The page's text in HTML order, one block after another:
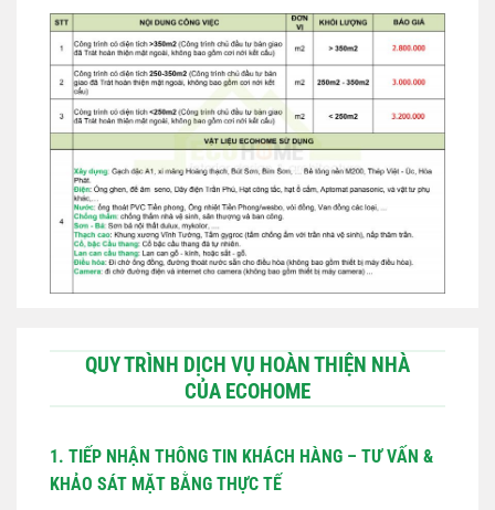
QUY TRÌNH DỊCH VỤ HOÀN THIỆN NHÀ
CỦA ECOHOME
1. TIẾP NHẬN THÔNG TIN KHÁCH HÀNG – TƯ VẤN &
KHẢO SÁT MẶT BẰNG THỰC TẾ